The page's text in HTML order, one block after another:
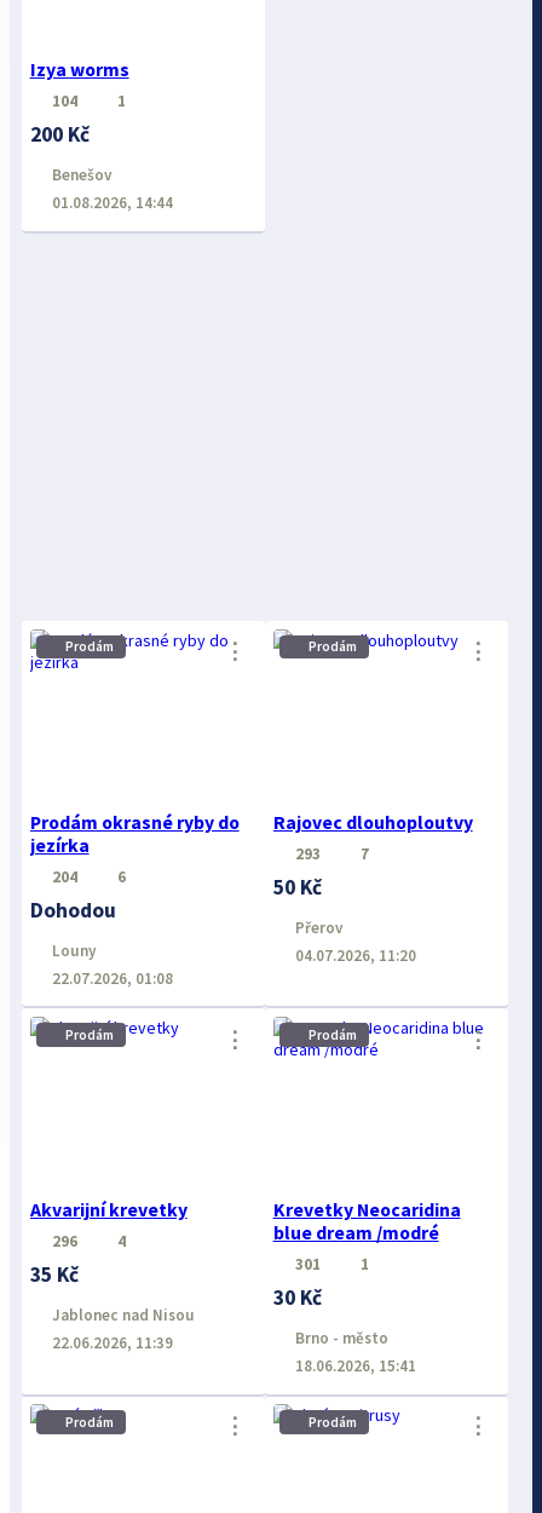
Izya worms
104 1
200 Kč
Benešov
01.08.2026, 14:44
Prodám
Prodám okrasné ryby do
jezírka
⋮
204 6
Dohodou
Louny
22.07.2026, 01:08
Prodám
Rajovec dlouhoploutvy
⋮
293 7
50 Kč
Přerov
04.07.2026, 11:20
Prodám
Akvarijní krevetky
⋮
296 4
35 Kč
Jablonec nad Nisou
22.06.2026, 11:39
Prodám
Krevetky Neocaridina
blue dream /modré
⋮
301 1
30 Kč
Brno - město
18.06.2026, 15:41
Prodám ⋮ Prodám ⋮